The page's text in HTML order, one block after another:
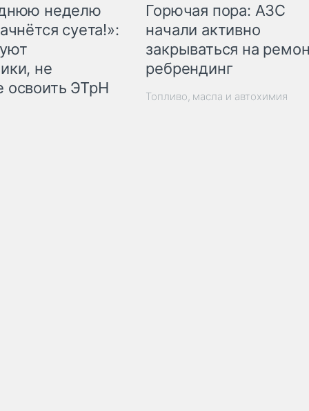
неделю
суета!»:
не
освоить ЭТрН
Горючая пора: АЗС
начали активно
закрываться на
ребрендинг
Топливо, масла и автохимия